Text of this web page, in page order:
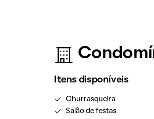
Itens disponíveis
Churrasqueira
Salão de festas